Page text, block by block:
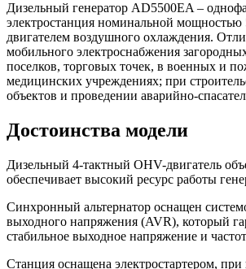
Дизельный генератор AD5500EA –
электростанция номинальной
двигателем воздушного охлаждения.
мобильного электроснабжения
поселков, торговых точек, в военных и
медицинских учреждениях; при
объектов и проведении аварийно-
Достоинства модели
Дизельный 4-тактный OHV-двигатель
обеспечивает высокий ресурс работы
Синхронный альтернатор оснащен
выходного напряжения (AVR), который
стабильное выходное напряжение и
Станция оснащена электростартером, при